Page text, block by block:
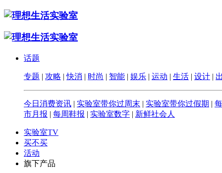
话题
专题 | 攻略 | 快消 | 时尚 | 智能 | 娱乐 | 运动 | 生活 | 设计 |
今日消费资讯 | 实验室带你过周末 | 实验室带你过假期 |
市月报 | 每周鞋报 | 实验室数字 | 新鲜社会人
实验室TV
买不买
活动
旗下产品